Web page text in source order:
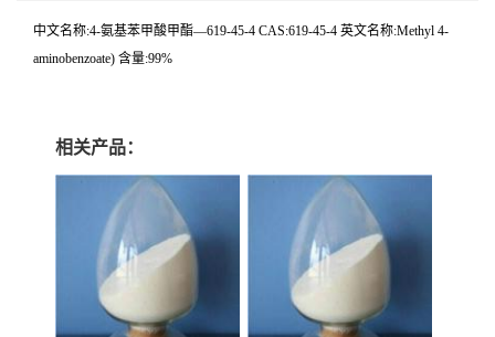
中文名称:4-氨基苯甲酸甲酯—619-45-4 CAS:619-45-4 英文名称:Methyl 4-
aminobenzoate) 含量:99%
相关产品：